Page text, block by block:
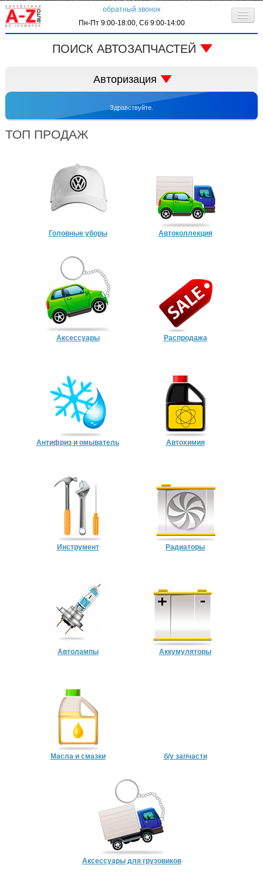
обратный звонок
Пн-Пт 9:00-18:00, Сб 9:00-14:00
О компании
Контактная информация
ПОИСК АВТОЗАПЧАСТЕЙ
Авторизация
Здравствуйте.
автоматически входить в систему
регистрация забыли пароль
ТОП ПРОДАЖ
Головные уборы Автоколлекция
Аксессуары Распродажа
Антифриз и омыватель Автохимия
Инструмент Радиаторы
Автолампы Аккумуляторы
Масла и смазки б/у запчасти
Аксессуары для грузовиков